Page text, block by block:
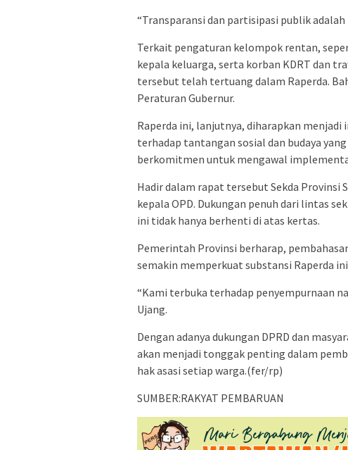
“Transparansi dan partisipasi publik
Terkait pengaturan kelompok rentan,
kepala keluarga, serta korban KDRT dan
tersebut telah tertuang dalam Raperda.
Peraturan Gubernur.
Raperda ini, lanjutnya, diharapkan
terhadap tantangan sosial dan budaya
berkomitmen untuk mengawal
Hadir dalam rapat tersebut Sekda Provinsi
kepala OPD. Dukungan penuh dari lintas
ini tidak hanya berhenti di atas kertas.
Pemerintah Provinsi berharap,
semakin memperkuat substansi Raperda
“Kami terbuka terhadap penyempurnaan
Ujang.
Dengan adanya dukungan DPRD dan
akan menjadi tonggak penting dalam
hak asasi setiap warga.(fer/rp)
SUMBER:RAKYAT PEMBARUAN